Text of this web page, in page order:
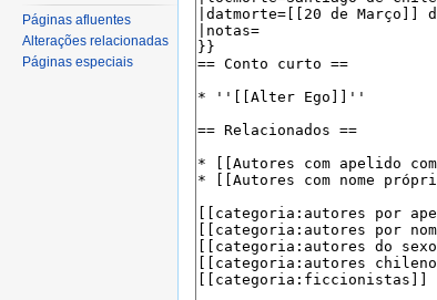
Páginas afluentes
Alterações relacionadas
Páginas especiais